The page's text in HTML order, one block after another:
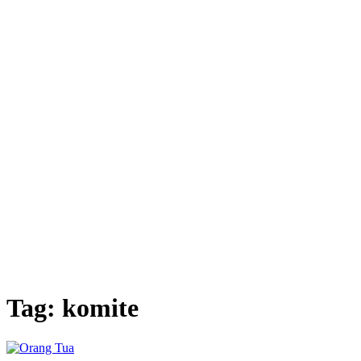
Tag: komite